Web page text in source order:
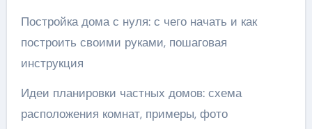
Постройка дома с нуля: с чего начать и как
построить своими руками, пошаговая
инструкция
Идеи планировки частных домов: схема
расположения комнат, примеры, фото